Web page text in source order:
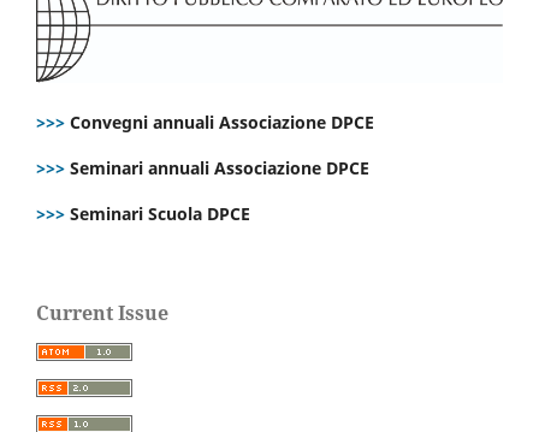
>>> Convegni annuali Associazione DPCE
>>> Seminari annuali Associazione DPCE
>>> Seminari Scuola DPCE
Current Issue